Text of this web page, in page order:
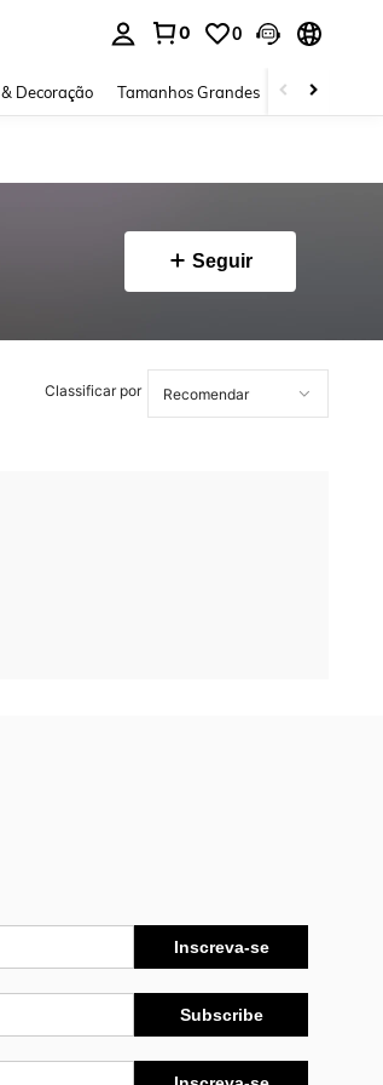
0 0
Decoração Tamanhos Grandes Joias e
Seguir
Classificar por
Inscreva-se
Subscribe